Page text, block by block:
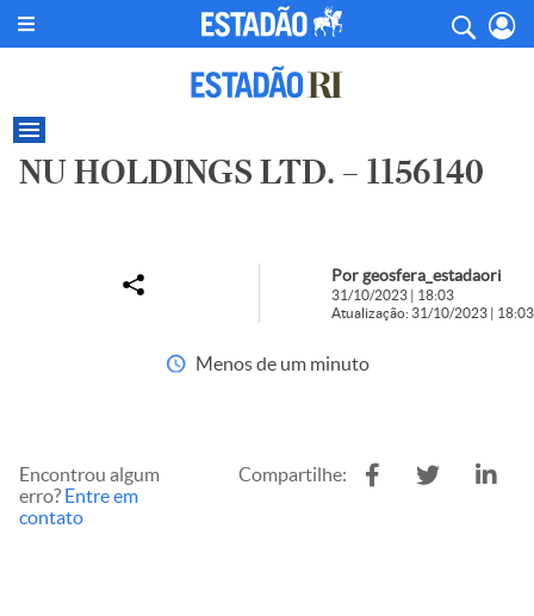
NU HOLDINGS LTD. – 1156140
Por geosfera_estadaori
31/10/2023 | 18:03
Atualização: 31/10/2023 | 18:03
Menos de um minuto
Encontrou algum
erro? Entre em
contato
Compartilhe: